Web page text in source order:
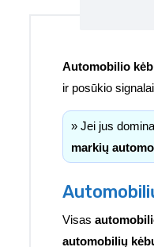
Automobilio
ir posūkio
» Jei jus
markių
Visas
automobilių